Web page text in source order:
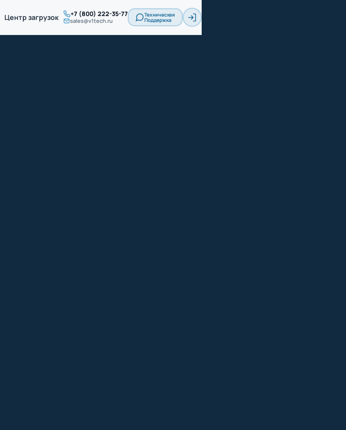
Центр загрузок +7 (800) 222-35-77
sales@v1tech.ru
Техническая
Поддержка